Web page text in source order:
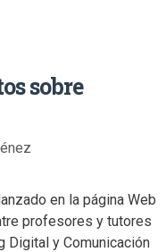
sobre
en la página Web
profesores y tutores
Digital y Comunicación